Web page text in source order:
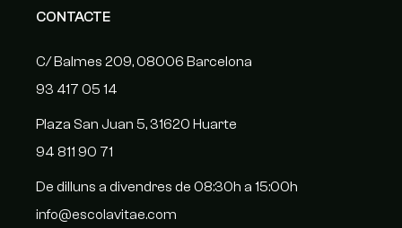
CONTACTE
C/ Balmes 209, 08006 Barcelona
93 417 05 14
Plaza San Juan 5, 31620 Huarte
94 811 90 71
De dilluns a divendres de 08:30h a 15:00h
info@escolavitae.com